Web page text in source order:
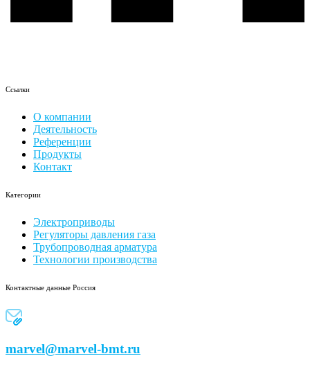
Ссылки
О компании
Деятельность
Референции
Продукты
Контакт
Категории
Электроприводы
Регуляторы давления газа
Трубопроводная арматура
Технологии производства
Контактные данные Россия
marvel@marvel-bmt.ru